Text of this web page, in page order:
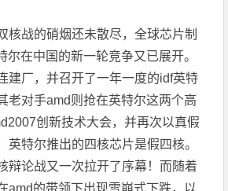
核战的硝烟还未散尽，全球芯片制
尔在中国的新一轮竞争又已展开。
建厂，并召开了一年一度的idf英特
老对手amd则抢在英特尔这两个高
创新技术大会，并再次以真假
英特尔推出的四核芯片是假四核。
辩论战又一次拉开了序幕！而随着
amd的带领下出现雪崩式下跌，以